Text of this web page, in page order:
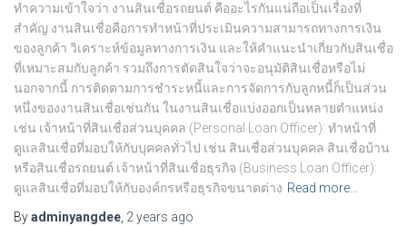
ทำความเข้าใจว่า งานสินเชื่อรถยนต์ คืออะไรกันแน่ถือเป็นเรื่องที่
สำคัญ งานสินเชื่อคือการทำหน้าที่ประเมินความสามารถทางการเงิน
ของลูกค้า วิเคราะห์ข้อมูลทางการเงิน และให้คำแนะนำเกี่ยวกับสินเชื่อ
ที่เหมาะสมกับลูกค้า รวมถึงการตัดสินใจว่าจะอนุมัติสินเชื่อหรือไม่
นอกจากนี้ การติดตามการชำระหนี้และการจัดการกับลูกหนี้ก็เป็นส่วน
หนึ่งของงานสินเชื่อเช่นกัน ในงานสินเชื่อแบ่งออกเป็นหลายตำแหน่ง
เช่น เจ้าหน้าที่สินเชื่อส่วนบุคคล (Personal Loan Officer): ทำหน้าที่
ดูแลสินเชื่อที่มอบให้กับบุคคลทั่วไป เช่น สินเชื่อส่วนบุคคล สินเชื่อบ้าน
หรือสินเชื่อรถยนต์ เจ้าหน้าที่สินเชื่อธุรกิจ (Business Loan Officer):
ดูแลสินเชื่อที่มอบให้กับองค์กรหรือธุรกิจขนาดต่าง Read more…
Byadminyangdee, 2 years ago